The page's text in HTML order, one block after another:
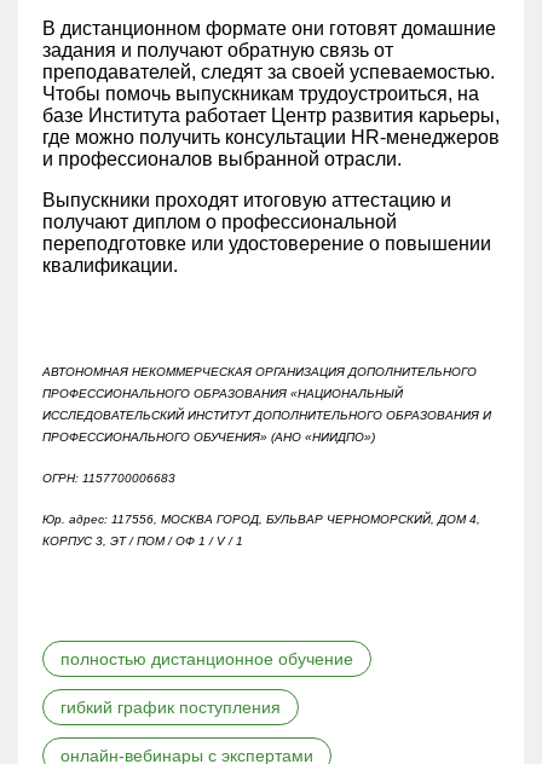
полностью дистанционное обучение
гибкий график поступления
онлайн-вебинары с экспертами
В дистанционном формате они готовят домашние
задания и получают обратную связь от
преподавателей, следят за своей успеваемостью.
Чтобы помочь выпускникам трудоустроиться, на
базе Института работает Центр развития карьеры,
где можно получить консультации HR-менеджеров
и профессионалов выбранной отрасли.
Выпускники проходят итоговую аттестацию и
получают диплом о профессиональной
переподготовке или удостоверение о повышении
квалификации.
АВТОНОМНАЯ НЕКОММЕРЧЕСКАЯ ОРГАНИЗАЦИЯ ДОПОЛНИТЕЛЬНОГО
ПРОФЕССИОНАЛЬНОГО ОБРАЗОВАНИЯ «НАЦИОНАЛЬНЫЙ
ИССЛЕДОВАТЕЛЬСКИЙ ИНСТИТУТ ДОПОЛНИТЕЛЬНОГО ОБРАЗОВАНИЯ И
ПРОФЕССИОНАЛЬНОГО ОБУЧЕНИЯ» (АНО «НИИДПО»)
ОГРН: 1157700006683
Юр. адрес: 117556, МОСКВА ГОРОД, БУЛЬВАР ЧЕРНОМОРСКИЙ, ДОМ 4,
КОРПУС 3, ЭТ / ПОМ / ОФ 1 / V / 1